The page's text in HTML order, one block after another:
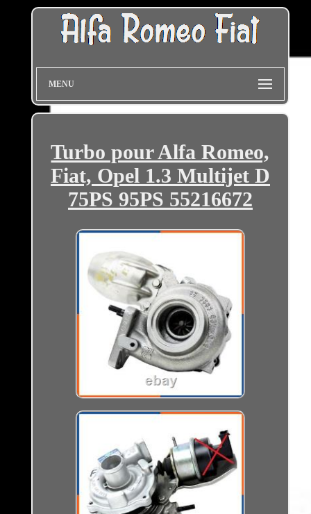
MENU
Turbo pour Alfa Romeo,
Fiat, Opel 1.3 Multijet D
75PS 95PS 55216672